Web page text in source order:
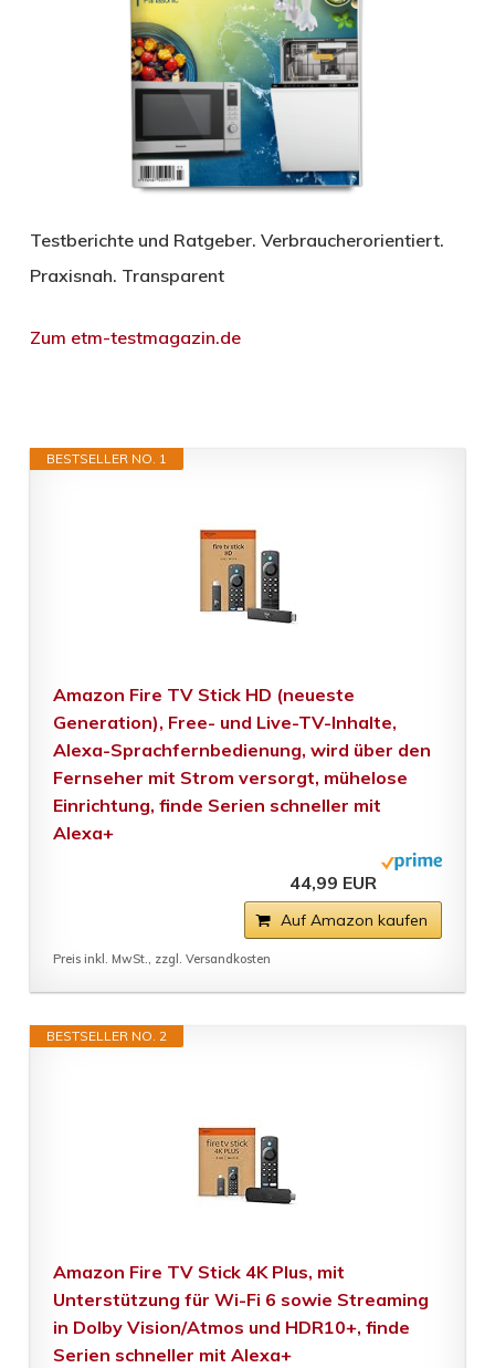
Testberichte und Ratgeber. Verbraucherorientiert.
Praxisnah. Transparent
Zum etm-testmagazin.de
BESTSELLER NO. 1
Amazon Fire TV Stick HD (neueste
Generation), Free- und Live-TV-Inhalte,
Alexa-Sprachfernbedienung, wird über den
Fernseher mit Strom versorgt, mühelose
Einrichtung, finde Serien schneller mit
Alexa+
44,99 EUR
Auf Amazon kaufen
Preis inkl. MwSt., zzgl. Versandkosten
BESTSELLER NO. 2
Amazon Fire TV Stick 4K Plus, mit
Unterstützung für Wi-Fi 6 sowie Streaming
in Dolby Vision/Atmos und HDR10+, finde
Serien schneller mit Alexa+